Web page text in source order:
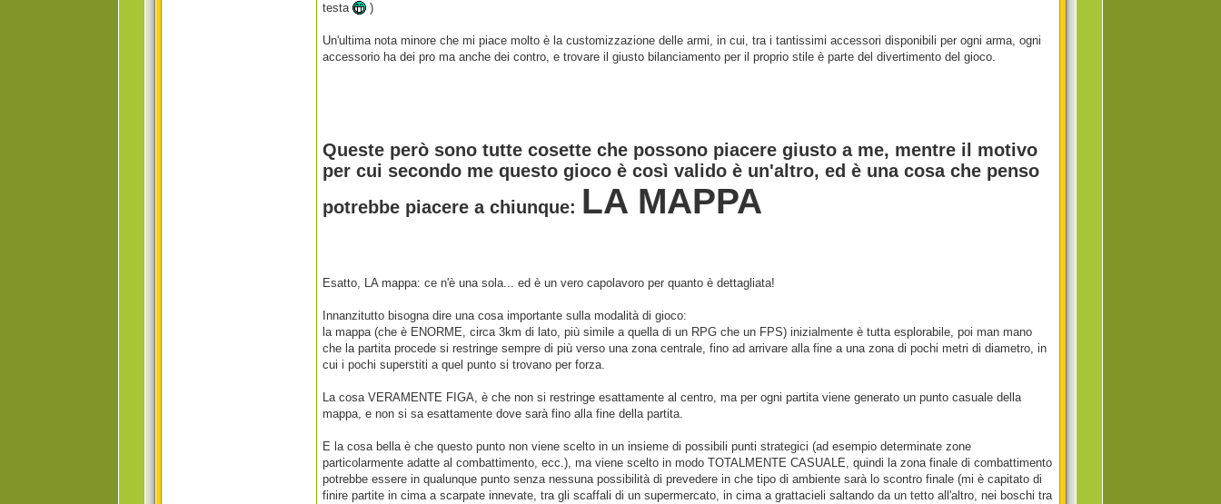
testa
)
Un'ultima nota minore che mi piace molto è la customizzazione delle armi, in cui, tra i tantissimi accessori disponibili per ogni arma, ogni
accessorio ha dei pro ma anche dei contro, e trovare il giusto bilanciamento per il proprio stile è parte del divertimento del gioco.
Queste però sono tutte cosette che possono piacere giusto a me, mentre il motivo
per cui secondo me questo gioco è così valido è un'altro, ed è una cosa che penso
potrebbe piacere a chiunque: LA MAPPA
Esatto, LA mappa: ce n'è una sola... ed è un vero capolavoro per quanto è dettagliata!
Innanzitutto bisogna dire una cosa importante sulla modalità di gioco:
la mappa (che è ENORME, circa 3km di lato, più simile a quella di un RPG che un FPS) inizialmente è tutta esplorabile, poi man mano
che la partita procede si restringe sempre di più verso una zona centrale, fino ad arrivare alla fine a una zona di pochi metri di diametro, in
cui i pochi superstiti a quel punto si trovano per forza.
La cosa VERAMENTE FIGA, è che non si restringe esattamente al centro, ma per ogni partita viene generato un punto casuale della
mappa, e non si sa esattamente dove sarà fino alla fine della partita.
E la cosa bella è che questo punto non viene scelto in un insieme di possibili punti strategici (ad esempio determinate zone
particolarmente adatte al combattimento, ecc.), ma viene scelto in modo TOTALMENTE CASUALE, quindi la zona finale di combattimento
potrebbe essere in qualunque punto senza nessuna possibilità di prevedere in che tipo di ambiente sarà lo scontro finale (mi è capitato di
finire partite in cima a scarpate innevate, tra gli scaffali di un supermercato, in cima a grattacieli saltando da un tetto all'altro, nei boschi tra